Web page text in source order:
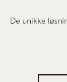
De unikke